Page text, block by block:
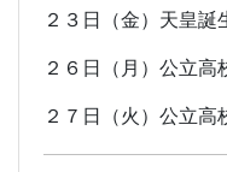
２３日（金）天皇誕
２６日（月）公立高
２７日（火）公立高